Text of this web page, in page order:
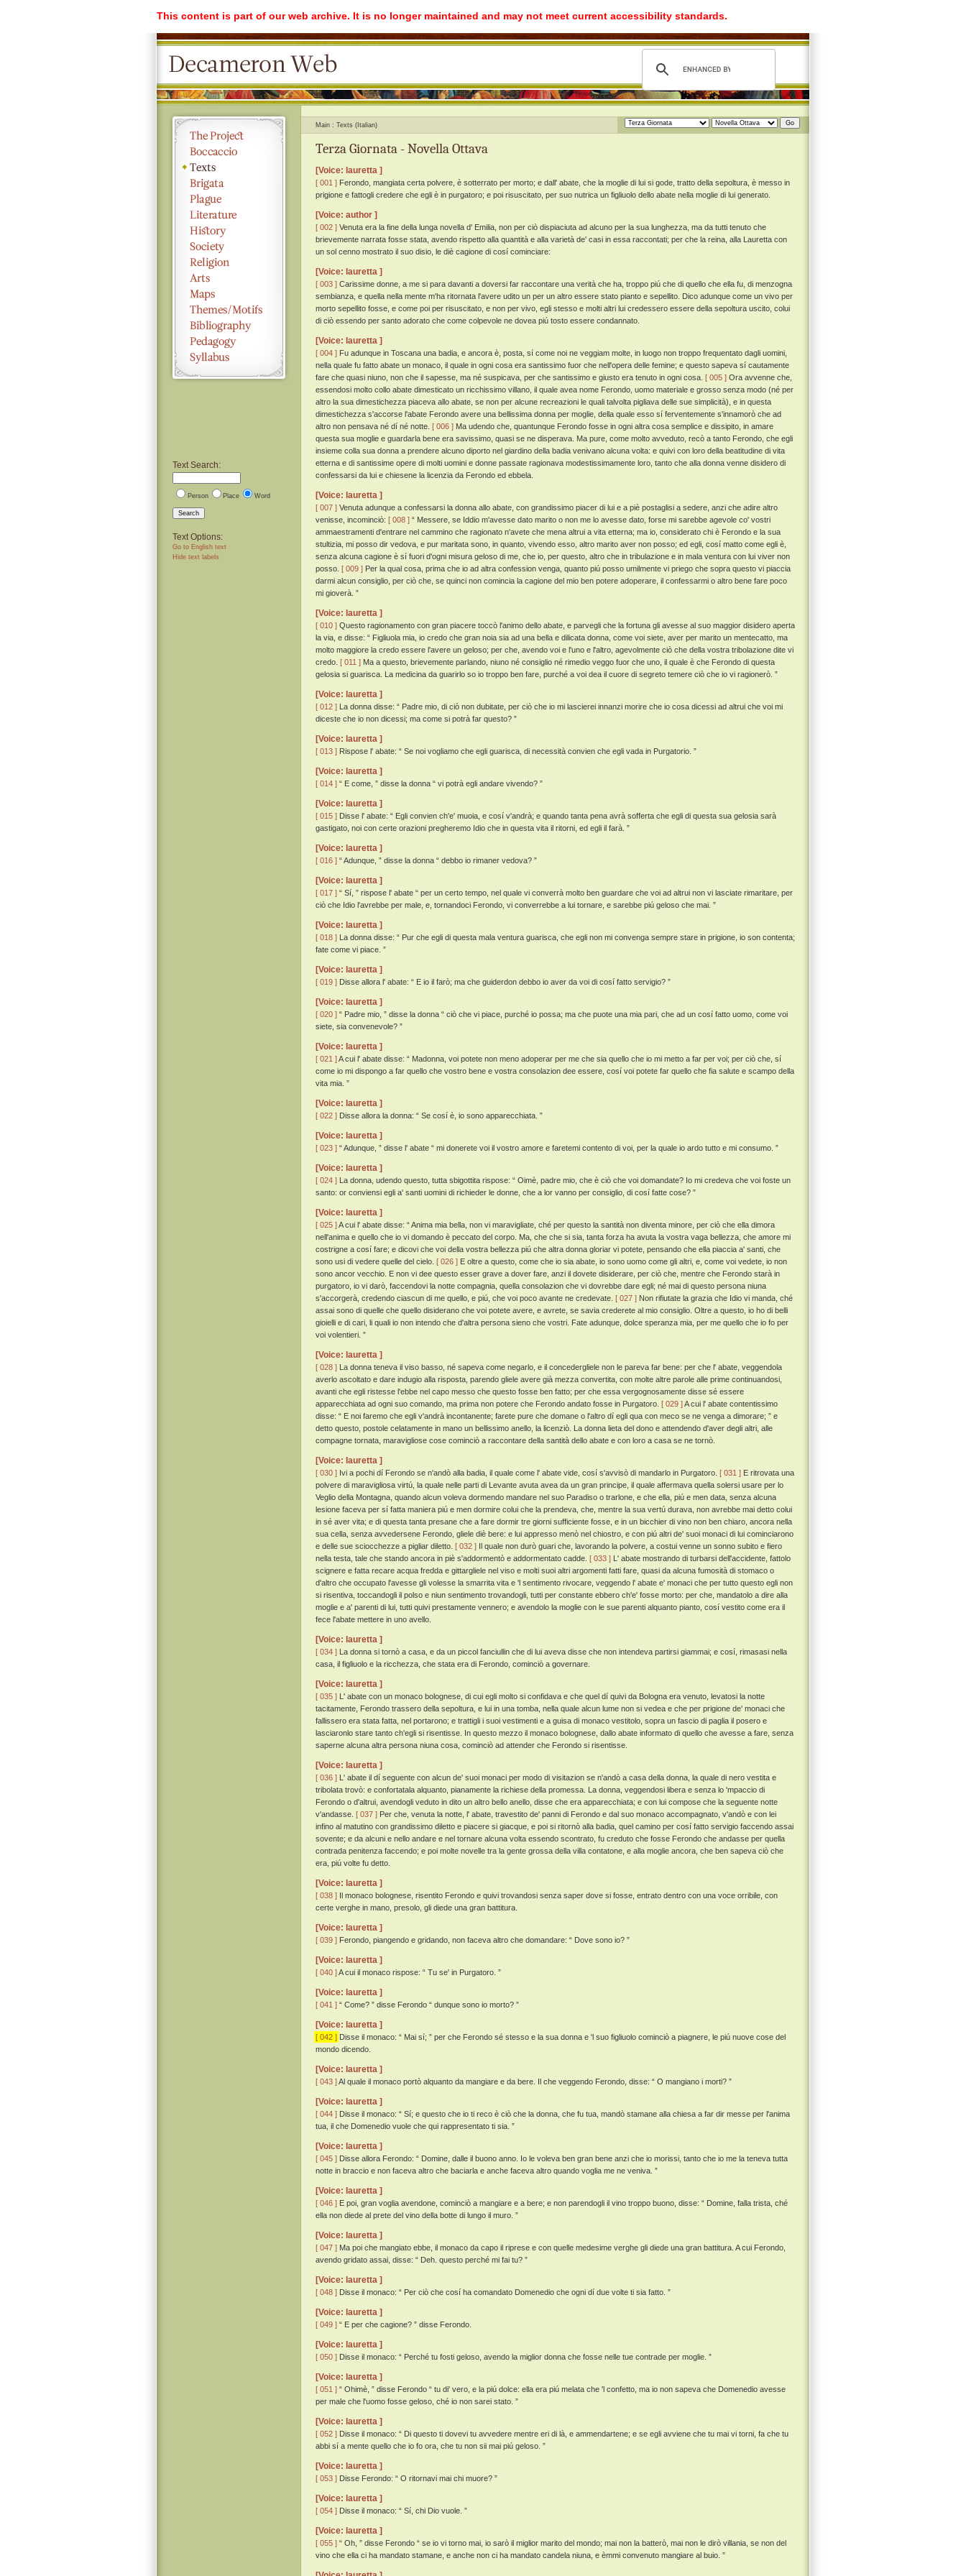
This content is part of our web archive. It is no longer maintained and may not meet current accessibility standards.
Text Search:
Person Place Word
Search
Text Options:
Go to English text
Hide text labels
Main Texts (Italian)
Terza Giornata - Novella Ottava
[Voice: lauretta ]
[ 001 ] Ferondo, mangiata certa polvere, è sotterrato per morto; e dall' abate, che la moglie di lui si gode, tratto della sepoltura, è messo in
prigione e fattogli credere che egli è in purgatoro; e poi risuscitato, per suo nutrica un figliuolo dello abate nella moglie di lui generato.
[Voice: author ]
[ 002 ] Venuta era la fine della lunga novella d' Emilia, non per ciò dispiaciuta ad alcuno per la sua lunghezza, ma da tutti tenuto che
brievemente narrata fosse stata, avendo rispetto alla quantità e alla varietà de' casi in essa raccontati; per che la reina, alla Lauretta con
un sol cenno mostrato il suo disio, le diè cagione di cosí cominciare:
[Voice: lauretta ]
[ 003 ] Carissime donne, a me si para davanti a doversi far raccontare una verità che ha, troppo piú che di quello che ella fu, di menzogna
sembianza, e quella nella mente m'ha ritornata l'avere udito un per un altro essere stato pianto e sepellito. Dico adunque come un vivo per
morto sepellito fosse, e come poi per risuscitato, e non per vivo, egli stesso e molti altri lui credessero essere della sepoltura uscito, colui
di ciò essendo per santo adorato che come colpevole ne dovea piú tosto essere condannato.
[Voice: lauretta ]
[ 004 ] Fu adunque in Toscana una badia, e ancora è, posta, sí come noi ne veggiam molte, in luogo non troppo frequentato dagli uomini,
nella quale fu fatto abate un monaco, il quale in ogni cosa era santissimo fuor che nell'opera delle femine; e questo sapeva sí cautamente
fare che quasi niuno, non che il sapesse, ma né suspicava, per che santissimo e giusto era tenuto in ogni cosa. [ 005 ] Ora avvenne che,
essendosi molto collo abate dimesticato un ricchissimo villano, il quale avea nome Ferondo, uomo materiale e grosso senza modo (né per
altro la sua dimestichezza piaceva allo abate, se non per alcune recreazioni le quali talvolta pigliava delle sue simplicità), e in questa
dimestichezza s'accorse l'abate Ferondo avere una bellissima donna per moglie, della quale esso sí ferventemente s'innamorò che ad
altro non pensava né dí né notte. [ 006 ] Ma udendo che, quantunque Ferondo fosse in ogni altra cosa semplice e dissipito, in amare
questa sua moglie e guardarla bene era savissimo, quasi se ne disperava. Ma pure, come molto avveduto, recò a tanto Ferondo, che egli
insieme colla sua donna a prendere alcuno diporto nel giardino della badia venivano alcuna volta: e quivi con loro della beatitudine di vita
etterna e di santissime opere di molti uomini e donne passate ragionava modestissimamente loro, tanto che alla donna venne disidero di
confessarsi da lui e chiesene la licenzia da Ferondo ed ebbela.
[Voice: lauretta ]
[ 007 ] Venuta adunque a confessarsi la donna allo abate, con grandissimo piacer di lui e a piè postaglisi a sedere, anzi che adire altro
venisse, incominciò: [ 008 ] “ Messere, se Iddio m'avesse dato marito o non me lo avesse dato, forse mi sarebbe agevole co' vostri
ammaestramenti d'entrare nel cammino che ragionato n'avete che mena altrui a vita etterna; ma io, considerato chi è Ferondo e la sua
stultizia, mi posso dir vedova, e pur maritata sono, in quanto, vivendo esso, altro marito aver non posso; ed egli, cosí matto come egli è,
senza alcuna cagione è sí fuori d'ogni misura geloso di me, che io, per questo, altro che in tribulazione e in mala ventura con lui viver non
posso. [ 009 ] Per la qual cosa, prima che io ad altra confession venga, quanto piú posso umilmente vi priego che sopra questo vi piaccia
darmi alcun consiglio, per ciò che, se quinci non comincia la cagione del mio ben potere adoperare, il confessarmi o altro bene fare poco
mi gioverà. ”
[Voice: lauretta ]
[ 010 ] Questo ragionamento con gran piacere toccò l'animo dello abate, e parvegli che la fortuna gli avesse al suo maggior disidero aperta
la via, e disse: “ Figliuola mia, io credo che gran noia sia ad una bella e dilicata donna, come voi siete, aver per marito un mentecatto, ma
molto maggiore la credo essere l'avere un geloso; per che, avendo voi e l'uno e l'altro, agevolmente ciò che della vostra tribolazione dite vi
credo. [ 011 ] Ma a questo, brievemente parlando, niuno né consiglio né rimedio veggo fuor che uno, il quale è che Ferondo di questa
gelosia si guarisca. La medicina da guarirlo so io troppo ben fare, purché a voi dea il cuore di segreto temere ciò che io vi ragionerò. ”
[Voice: lauretta ]
[ 012 ] La donna disse: “ Padre mio, di ciò non dubitate, per ciò che io mi lascierei innanzi morire che io cosa dicessi ad altrui che voi mi
diceste che io non dicessi; ma come si potrà far questo? ”
[Voice: lauretta ]
[ 013 ] Rispose l' abate: “ Se noi vogliamo che egli guarisca, di necessità convien che egli vada in Purgatorio. ”
[Voice: lauretta ]
[ 014 ] “ E come, ” disse la donna “ vi potrà egli andare vivendo? ”
[Voice: lauretta ]
[ 015 ] Disse l' abate: “ Egli convien ch'e' muoia, e cosí v'andrà; e quando tanta pena avrà sofferta che egli di questa sua gelosia sarà
gastigato, noi con certe orazioni pregheremo Idio che in questa vita il ritorni, ed egli il farà. ”
[Voice: lauretta ]
[ 016 ] “ Adunque, ” disse la donna “ debbo io rimaner vedova? ”
[Voice: lauretta ]
[ 017 ] “ Sí, ” rispose l' abate “ per un certo tempo, nel quale vi converrà molto ben guardare che voi ad altrui non vi lasciate rimaritare, per
ciò che Idio l'avrebbe per male, e, tornandoci Ferondo, vi converrebbe a lui tornare, e sarebbe piú geloso che mai. ”
[Voice: lauretta ]
[ 018 ] La donna disse: “ Pur che egli di questa mala ventura guarisca, che egli non mi convenga sempre stare in prigione, io son contenta;
fate come vi piace. ”
[Voice: lauretta ]
[ 019 ] Disse allora l' abate: “ E io il farò; ma che guiderdon debbo io aver da voi di cosí fatto servigio? ”
[Voice: lauretta ]
[ 020 ] “ Padre mio, ” disse la donna “ ciò che vi piace, purché io possa; ma che puote una mia pari, che ad un cosí fatto uomo, come voi
siete, sia convenevole? ”
[Voice: lauretta ]
[ 021 ]A cui l' abate disse: “ Madonna, voi potete non meno adoperar per me che sia quello che io mi metto a far per voi; per ciò che, sí
come io mi dispongo a far quello che vostro bene e vostra consolazion dee essere, cosí voi potete far quello che fia salute e scampo della
vita mia. ”
[Voice: lauretta ]
[ 022 ] Disse allora la donna: “ Se cosí è, io sono apparecchiata. ”
[Voice: lauretta ]
[ 023 ] “ Adunque, ” disse l' abate “ mi donerete voi il vostro amore e faretemi contento di voi, per la quale io ardo tutto e mi consumo. ”
[Voice: lauretta ]
[ 024 ] La donna, udendo questo, tutta sbigottita rispose: “ Oimè, padre mio, che è ciò che voi domandate? Io mi credeva che voi foste un
santo: or conviensi egli a' santi uomini di richieder le donne, che a lor vanno per consiglio, di cosí fatte cose? ”
[Voice: lauretta ]
[ 025 ]A cui l' abate disse: “ Anima mia bella, non vi maravigliate, ché per questo la santità non diventa minore, per ciò che ella dimora
nell'anima e quello che io vi domando è peccato del corpo. Ma, che che si sia, tanta forza ha avuta la vostra vaga bellezza, che amore mi
costrigne a cosí fare; e dicovi che voi della vostra bellezza piú che altra donna gloriar vi potete, pensando che ella piaccia a' santi, che
sono usi di vedere quelle del cielo. [ 026 ] E oltre a questo, come che io sia abate, io sono uomo come gli altri, e, come voi vedete, io non
sono ancor vecchio. E non vi dee questo esser grave a dover fare, anzi il dovete disiderare, per ciò che, mentre che Ferondo starà in
purgatoro, io vi darò, faccendovi la notte compagnia, quella consolazion che vi dovrebbe dare egli; né mai di questo persona niuna
s'accorgerà, credendo ciascun di me quello, e piú, che voi poco avante ne credevate. [ 027 ] Non rifiutate la grazia che Idio vi manda, ché
assai sono di quelle che quello disiderano che voi potete avere, e avrete, se savia crederete al mio consiglio. Oltre a questo, io ho di belli
gioielli e di cari, li quali io non intendo che d'altra persona sieno che vostri. Fate adunque, dolce speranza mia, per me quello che io fo per
voi volentieri. ”
[Voice: lauretta ]
[ 028 ] La donna teneva il viso basso, né sapeva come negarlo, e il concedergliele non le pareva far bene: per che l' abate, veggendola
averlo ascoltato e dare indugio alla risposta, parendo gliele avere già mezza convertita, con molte altre parole alle prime continuandosi,
avanti che egli ristesse l'ebbe nel capo messo che questo fosse ben fatto; per che essa vergognosamente disse sé essere
apparecchiata ad ogni suo comando, ma prima non potere che Ferondo andato fosse in Purgatoro. [ 029 ]A cui l' abate contentissimo
disse: “ E noi faremo che egli v'andrà incontanente; farete pure che domane o l'altro dí egli qua con meco se ne venga a dimorare; ” e
detto questo, postole celatamente in mano un bellissimo anello, la licenziò. La donna lieta del dono e attendendo d'aver degli altri, alle
compagne tornata, maravigliose cose cominciò a raccontare della santità dello abate e con loro a casa se ne tornò.
[Voice: lauretta ]
[ 030 ] Ivi a pochi dí Ferondo se n'andò alla badia, il quale come l' abate vide, cosí s'avvisò di mandarlo in Purgatoro. [ 031 ] E ritrovata una
polvere di maravigliosa virtú, la quale nelle parti di Levante avuta avea da un gran principe, il quale affermava quella solersi usare per lo
Veglio della Montagna, quando alcun voleva dormendo mandare nel suo Paradiso o trarlone, e che ella, piú e men data, senza alcuna
lesione faceva per sí fatta maniera piú e men dormire colui che la prendeva, che, mentre la sua vertú durava, non avrebbe mai detto colui
in sé aver vita; e di questa tanta presane che a fare dormir tre giorni sufficiente fosse, e in un bicchier di vino non ben chiaro, ancora nella
sua cella, senza avvedersene Ferondo, gliele diè bere: e lui appresso menò nel chiostro, e con piú altri de' suoi monaci di lui cominciarono
e delle sue sciocchezze a pigliar diletto. [ 032 ] Il quale non durò guari che, lavorando la polvere, a costui venne un sonno subito e fiero
nella testa, tale che stando ancora in piè s'addormentò e addormentato cadde. [ 033 ] L' abate mostrando di turbarsi dell'accidente, fattolo
scignere e fatta recare acqua fredda e gittargliele nel viso e molti suoi altri argomenti fatti fare, quasi da alcuna fumosità di stomaco o
d'altro che occupato l'avesse gli volesse la smarrita vita e 'l sentimento rivocare, veggendo l' abate e' monaci che per tutto questo egli non
si risentiva, toccandogli il polso e niun sentimento trovandogli, tutti per constante ebbero ch'e' fosse morto: per che, mandatolo a dire alla
moglie e a' parenti di lui, tutti quivi prestamente vennero; e avendolo la moglie con le sue parenti alquanto pianto, cosí vestito come era il
fece l'abate mettere in uno avello.
[Voice: lauretta ]
[ 034 ] La donna si tornò a casa, e da un piccol fanciullin che di lui aveva disse che non intendeva partirsi giammai; e cosí, rimasasi nella
casa, il figliuolo e la ricchezza, che stata era di Ferondo, cominciò a governare.
[Voice: lauretta ]
[ 035 ] L' abate con un monaco bolognese, di cui egli molto si confidava e che quel dí quivi da Bologna era venuto, levatosi la notte
tacitamente, Ferondo trassero della sepoltura, e lui in una tomba, nella quale alcun lume non si vedea e che per prigione de' monaci che
fallissero era stata fatta, nel portarono; e trattigli i suoi vestimenti e a guisa di monaco vestitolo, sopra un fascio di paglia il posero e
lasciaronlo stare tanto ch'egli si risentisse. In questo mezzo il monaco bolognese, dallo abate informato di quello che avesse a fare, senza
saperne alcuna altra persona niuna cosa, cominciò ad attender che Ferondo si risentisse.
[Voice: lauretta ]
[ 036 ] L' abate il dí seguente con alcun de' suoi monaci per modo di visitazion se n'andò a casa della donna, la quale di nero vestita e
tribolata trovò: e confortatala alquanto, pianamente la richiese della promessa. La donna, veggendosi libera e senza lo 'mpaccio di
Ferondo o d'altrui, avendogli veduto in dito un altro bello anello, disse che era apparecchiata; e con lui compose che la seguente notte
v'andasse. [ 037 ] Per che, venuta la notte, l' abate, travestito de' panni di Ferondo e dal suo monaco accompagnato, v'andò e con lei
infino al matutino con grandissimo diletto e piacere si giacque, e poi si ritornò alla badia, quel camino per cosí fatto servigio faccendo assai
sovente; e da alcuni e nello andare e nel tornare alcuna volta essendo scontrato, fu creduto che fosse Ferondo che andasse per quella
contrada penitenza faccendo; e poi molte novelle tra la gente grossa della villa contatone, e alla moglie ancora, che ben sapeva ciò che
era, piú volte fu detto.
[Voice: lauretta ]
[ 038 ] Il monaco bolognese, risentito Ferondo e quivi trovandosi senza saper dove si fosse, entrato dentro con una voce orribile, con
certe verghe in mano, presolo, gli diede una gran battitura.
[Voice: lauretta ]
[ 039 ] Ferondo, piangendo e gridando, non faceva altro che domandare: “ Dove sono io? ”
[Voice: lauretta ]
[ 040 ]A cui il monaco rispose: “ Tu se' in Purgatoro. ”
[Voice: lauretta ]
[ 041 ] “ Come? ” disse Ferondo “ dunque sono io morto? ”
[Voice: lauretta ]
[ 042 ] Disse il monaco: “ Mai sí; ” per che Ferondo sé stesso e la sua donna e 'l suo figliuolo cominciò a piagnere, le piú nuove cose del
mondo dicendo.
[Voice: lauretta ]
[ 043 ]Al quale il monaco portò alquanto da mangiare e da bere. Il che veggendo Ferondo, disse: “ O mangiano i morti? ”
[Voice: lauretta ]
[ 044 ] Disse il monaco: “ Sí; e questo che io ti reco è ciò che la donna, che fu tua, mandò stamane alla chiesa a far dir messe per l'anima
tua, il che Domenedio vuole che qui rappresentato ti sia. ”
[Voice: lauretta ]
[ 045 ] Disse allora Ferondo: “ Domine, dalle il buono anno. Io le voleva ben gran bene anzi che io morissi, tanto che io me la teneva tutta
notte in braccio e non faceva altro che baciarla e anche faceva altro quando voglia me ne veniva. ”
[Voice: lauretta ]
[ 046 ] E poi, gran voglia avendone, cominciò a mangiare e a bere; e non parendogli il vino troppo buono, disse: “ Domine, falla trista, ché
ella non diede al prete del vino della botte di lungo il muro. ”
[Voice: lauretta ]
[ 047 ] Ma poi che mangiato ebbe, il monaco da capo il riprese e con quelle medesime verghe gli diede una gran battitura. A cui Ferondo,
avendo gridato assai, disse: “ Deh. questo perché mi fai tu? ”
[Voice: lauretta ]
[ 048 ] Disse il monaco: “ Per ciò che cosí ha comandato Domenedio che ogni dí due volte ti sia fatto. ”
[Voice: lauretta ]
[ 049 ] “ E per che cagione? ” disse Ferondo.
[Voice: lauretta ]
[ 050 ] Disse il monaco: “ Perché tu fosti geloso, avendo la miglior donna che fosse nelle tue contrade per moglie. ”
[Voice: lauretta ]
[ 051 ] “ Ohimè, ” disse Ferondo “ tu di' vero, e la piú dolce: ella era piú melata che 'l confetto, ma io non sapeva che Domenedio avesse
per male che l'uomo fosse geloso, ché io non sarei stato. ”
[Voice: lauretta ]
[ 052 ] Disse il monaco: “ Di questo ti dovevi tu avvedere mentre eri di là, e ammendartene; e se egli avviene che tu mai vi torni, fa che tu
abbi sí a mente quello che io fo ora, che tu non sii mai piú geloso. ”
[Voice: lauretta ]
[ 053 ] Disse Ferondo: “ O ritornavi mai chi muore? ”
[Voice: lauretta ]
[ 054 ] Disse il monaco: “ Sí, chi Dio vuole. ”
[Voice: lauretta ]
[ 055 ] “ Oh, ” disse Ferondo “ se io vi torno mai, io sarò il miglior marito del mondo; mai non la batterò, mai non le dirò villania, se non del
vino che ella ci ha mandato stamane, e anche non ci ha mandato candela niuna, e èmmi convenuto mangiare al buio. ”